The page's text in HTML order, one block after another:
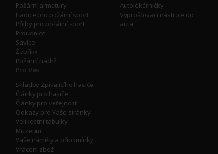
Požární armatury
Hadice pro požární sport
Přilby pro požární sport
Proudnice
Savice
Žebříky
Požární nádrž
Autolékárničky
Vyprošťovací nástroje do
auta
Pro Vás
Skladby Zpívajícího hasiče
Články pro hasiče
Články pro veřejnost
Odkazy pro Vaše stránky
Velikostní tabulky
Muzeum
Vaše náměty a přípomínky
Vrácení zboží